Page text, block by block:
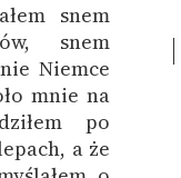
snem
snem
Niemce
mnie na
po
a że